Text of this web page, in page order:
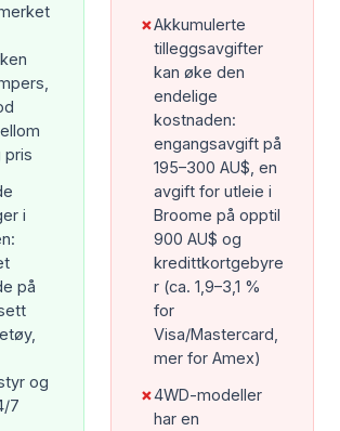
pris
i
på
og
7
✗Akkumulerte
tilleggsavgifter
kan øke den
endelige
kostnaden:
engangsavgift på
195–300 AU$, en
avgift for utleie i
Broome på opptil
900 AU$ og
kredittkortgebyre
r (ca. 1,9–3,1 %
for
Visa/Mastercard,
mer for Amex)
✗4WD-modeller
har en